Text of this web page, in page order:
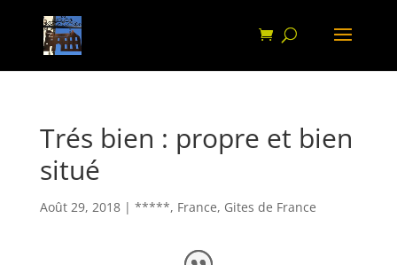
Trés bien : propre et bien
situé
Août 29, 2018| *****, France, Gites de France